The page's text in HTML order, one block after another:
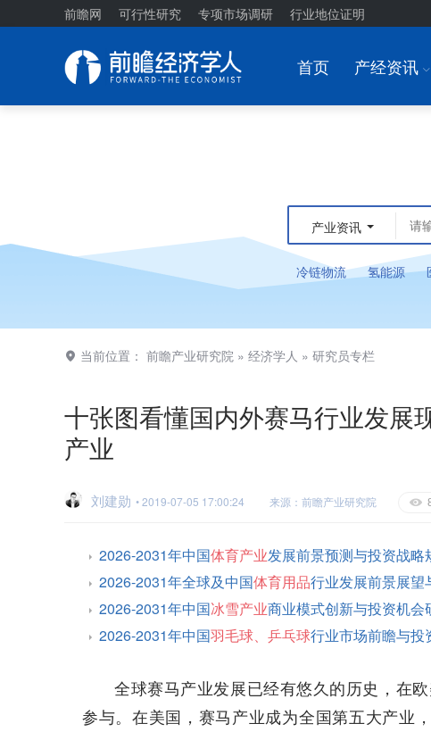
前瞻网 可行性研究 专项市场调研 行业地位证明
首页 产经资讯 I
产业资讯
冷链物流 氢能源
当前位置： 前瞻产业研究院 » 经济学人 » 研究员专栏
十张图看懂国内外赛马行业发展
产业
刘建勋 • 2019-07-05 17:00:24 来源：前瞻产业研究院 E
2026-2031年中国体育产业发展前景预测与投资战略
2026-2031年全球及中国体育用品行业发展前景展望
2026-2031年中国冰雪产业商业模式创新与投资机会
2026-2031年中国羽毛球、乒乓球行业市场前瞻与投
全球赛马产业发展已经有悠久的历史，在
参与。在美国，赛马产业成为全国第五大产业